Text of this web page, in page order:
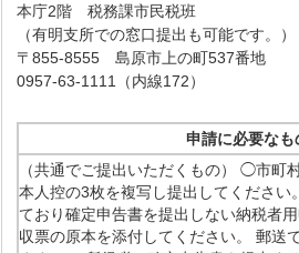
本庁2階 税務課市民税班
（有明支所での窓口提出も可能です。）
〒855-8555 島原市上の町537番地
0957-63-1111（内線172）
申請に必要なも
（共通でご提出いただくもの） ◯市町
本人控の3枚を複写し提出してください
ており確定申告書を提出しない納税者
収票の原本を添付してください。 郵送